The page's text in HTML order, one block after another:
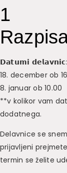
1
𝗗𝗮𝘁𝘂𝗺𝗶 𝗱𝗲𝗹𝗮𝘃𝗻𝗶𝗰:
18. december ob
8. januar ob 10.00
**v kolikor vam
dodatnega.
Delavnice se
prijavljeni
termin se želite